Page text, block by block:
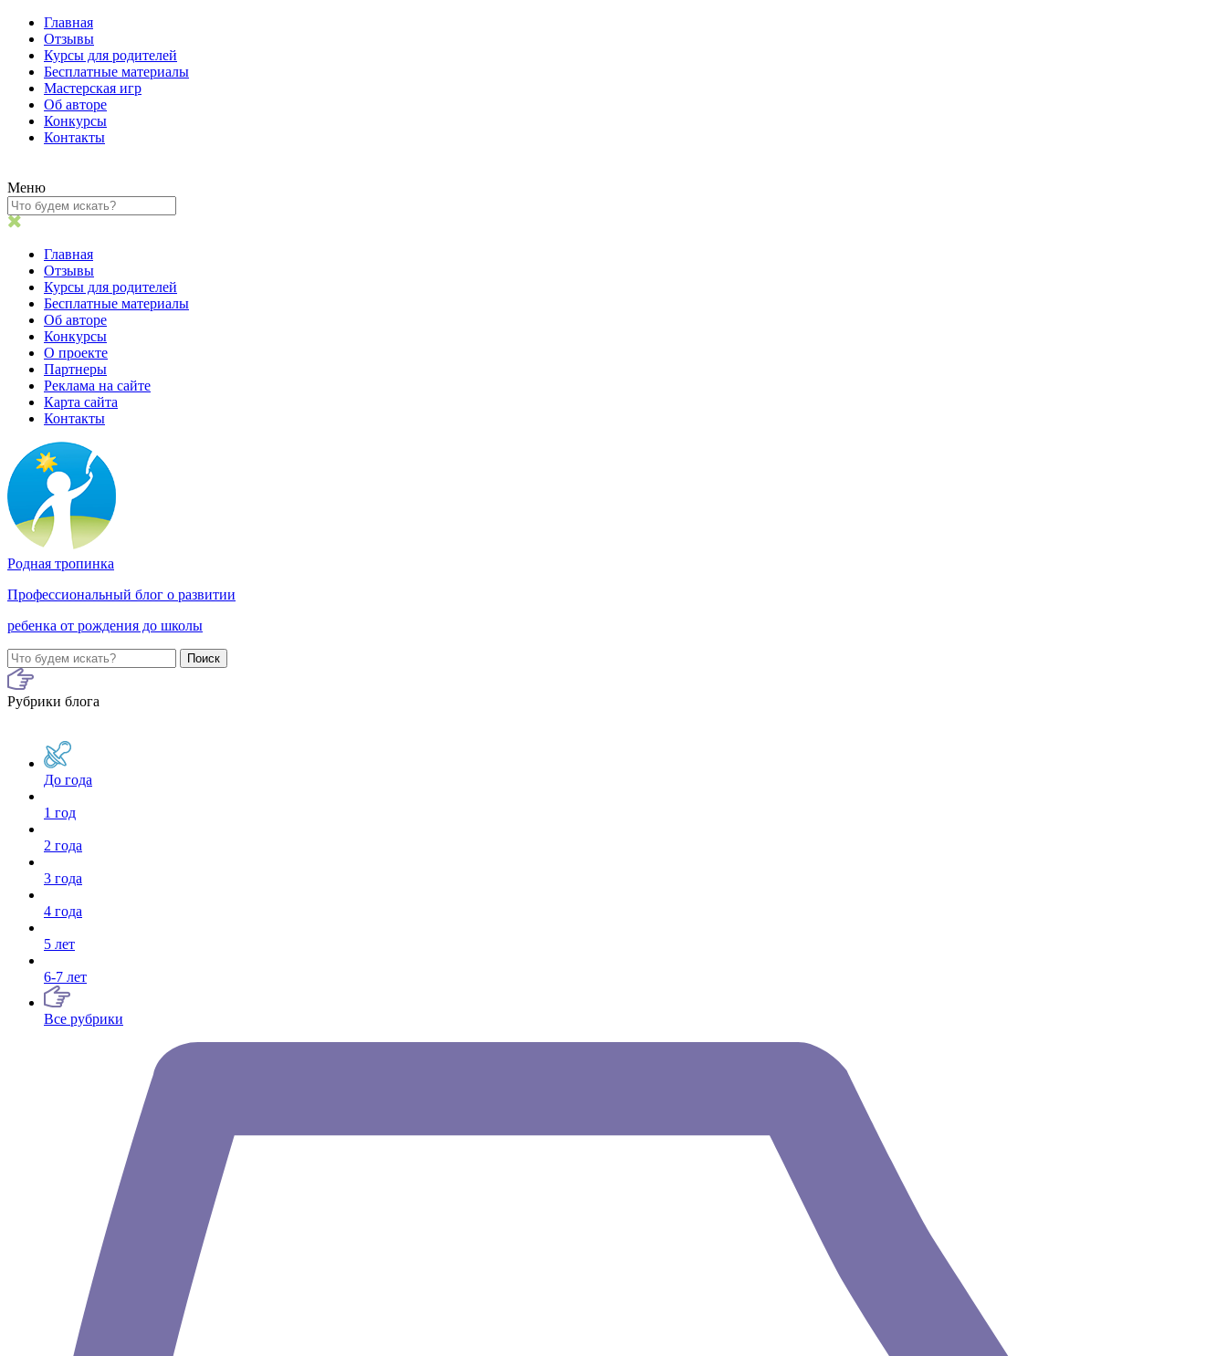
Главная
Отзывы
Курсы для родителей
Бесплатные материалы
Мастерская игр
Об авторе
Конкурсы
Контакты
Меню
Главная
Отзывы
Курсы для родителей
Бесплатные материалы
Об авторе
Конкурсы
О проекте
Партнеры
Реклама на сайте
Карта сайта
Контакты
Родная тропинка
Профессиональный блог о развитии
ребенка от рождения до школы
Поиск
Рубрики блога
До года
1 год
2 года
3 года
4 года
5 лет
6-7 лет
Все рубрики